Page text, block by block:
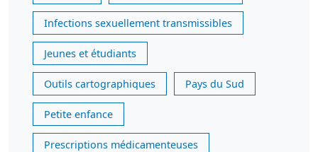
Infections sexuellement transmissibles
Jeunes et étudiants
Outils cartographiques Pays du Sud
Petite enfance
Prescriptions médicamenteuses